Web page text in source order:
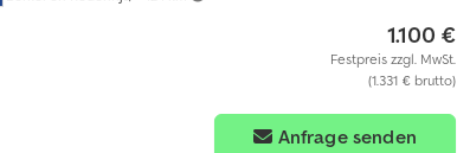
1.100 €
Festpreis zzgl. MwSt.
(1.331 € brutto)
Anfrage senden